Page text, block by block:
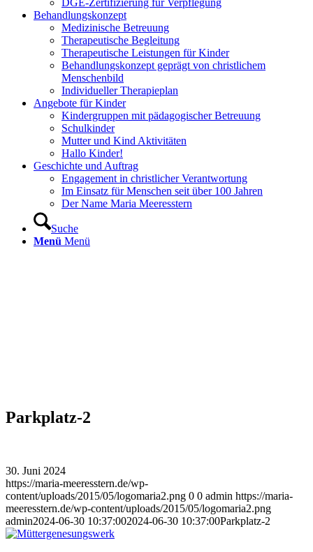
DGE-Zertifizierung für Verpflegung
Behandlungskonzept
Medizinische Betreuung
Therapeutische Begleitung
Therapeutische Leistungen für Kinder
Behandlungskonzept geprägt von christlichem
Menschenbild
Individueller Therapieplan
Angebote für Kinder
Kindergruppen mit pädagogischer Betreuung
Schulkinder
Mutter und Kind Aktivitäten
Hallo Kinder!
Geschichte und Auftrag
Engagement in christlicher Verantwortung
Im Einsatz für Menschen seit über 100 Jahren
Der Name Maria Meeresstern
Suche
Menü Menü
Parkplatz-2
30. Juni 2024
https://maria-meeresstern.de/wp-
content/uploads/2015/05/logomaria2.png 0 0 admin https://maria-
meeresstern.de/wp-content/uploads/2015/05/logomaria2.png
admin2024-06-30 10:37:002024-06-30 10:37:00Parkplatz-2